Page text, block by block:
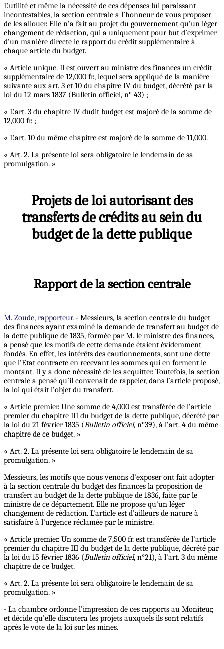
L’utilité et même la nécessité de ces dépenses lui paraissant
incontestables, la section centrale a l’honneur de vous proposer
de les allouer. Elle n’a fait au projet du gouvernement qu’un léger
changement de rédaction, qui a uniquement pour but d’exprimer
d’un manière directe le rapport du crédit supplémentaire à
chaque article du budget.
« Article unique. Il est ouvert au ministre des finances un crédit
supplémentaire de 12,000 fr., lequel sera appliqué de la manière
suivante aux art. 3 et 10 du chapitre IV du budget, décrété par la
loi du 12 mars 1837 (Bulletin officiel, n° 43) ;
« L’art. 3 du chapitre IV dudit budget est majoré de la somme de
12,000 fr. ;
« L’art. 10 du même chapitre est majoré de la somme de 11,000.
« Art. 2. La présente loi sera obligatoire le lendemain de sa
promulgation. »
Projets de loi autorisant des
transferts de crédits au sein du
budget de la dette publique
Rapport de la section centrale
M. Zoude, rapporteur. - Messieurs, la section centrale du budget
des finances ayant examiné la demande de transfert au budget de
la dette publique de 1835, formée par M. le ministre des finances,
a pensé que les motifs de cette demande étaient évidemment
fondés. En effet, les intérêts des cautionnements, sont une dette
que l’Etat contracte en recevant les sommes qui en forment le
montant. Il y a donc nécessité de les acquitter. Toutefois, la section
centrale a pensé qu’il convenait de rappeler, dans l’article proposé,
la loi qui était l’objet du transfert.
« Article premier. Une somme de 4,000 est transférée de l’article
premier du chapitre III du budget de la dette publique, décrété par
la loi du 21 février 1835 (Bulletin officiel, n°39), à l’art. 4 du même
chapitre de ce budget. »
« Art. 2. La présente loi sera obligatoire le lendemain de sa
promulgation. »
Messieurs, les motifs que nous venons d’exposer ont fait adopter
à la section centrale du budget des finances la proposition de
transfert au budget de la dette publique de 1836, faite par le
ministre de ce département. Elle ne propose qu’un léger
changement de rédaction. L’article est d’ailleurs de nature à
satisfaire à l’urgence réclamée par le ministre.
« Article premier. Un somme de 7,500 fr. est transférée de l’article
premier du chapitre III du budget de la dette publique, décrété par
la loi du 15 février 1836 (Bulletin officiel, n°21), à l’art. 3 du même
chapitre de ce budget.
« Art. 2. La présente loi sera obligatoire le lendemain de sa
promulgation. »
- La chambre ordonne l’impression de ces rapports au Moniteur,
et décide qu’elle discutera les projets auxquels ils sont relatifs
après le vote de la loi sur les mines.